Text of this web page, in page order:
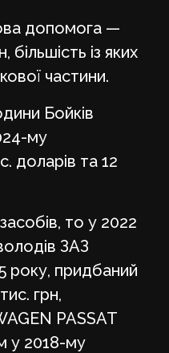
допомога —
із яких
частини.
Бойків
му
доларів та 12
то у 2022
ЗАЗ
року, придбаний
грн,
PASSAT
у 2018-му